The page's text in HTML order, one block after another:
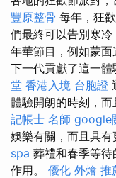
豐原整骨 每年，狂
們最終可以告別寒
年華節目，例如蒙
下一代貢獻了這一體
堂 香港入境 台胞證
體驗開朗的時刻，而
記帳士 名師 google
娛樂有關，而且具有
spa 葬禮和春季等
作用。 優化 外燴 推